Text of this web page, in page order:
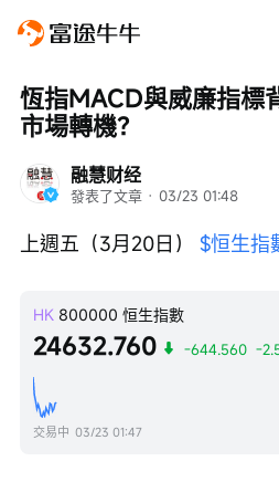
融慧财经
發表了文章 · 03/23 01:48
恆指MACD與威廉指標
市場轉機？
上週五（3月20日） $恒生指
HK 800000 恒生指數
24632.760 -644.560 -
交易中 03/23 01:47